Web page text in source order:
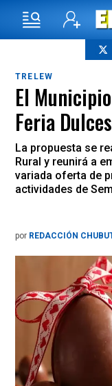
TRELEW
El
Feria
La propuesta se
Rural y reunirá a
variada oferta de
actividades de
por REDACCIÓN